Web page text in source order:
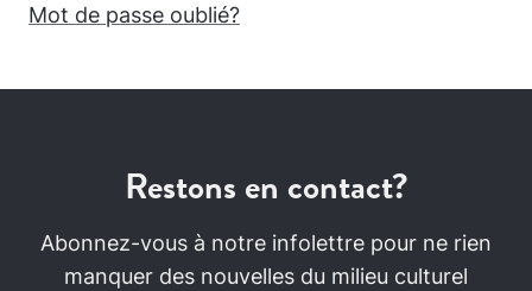
Mot de passe oublié?
Restons en contact?
Abonnez-vous à notre infolettre pour ne rien
manquer des nouvelles du milieu culturel